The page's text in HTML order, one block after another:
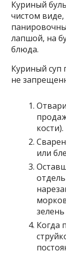
Куриный
чистом
лапшой, на
блюда.
Куриный суп
не
кости).
или
Когда